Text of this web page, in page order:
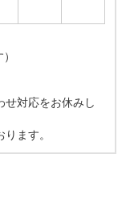
せ対応をお休みし
ます。